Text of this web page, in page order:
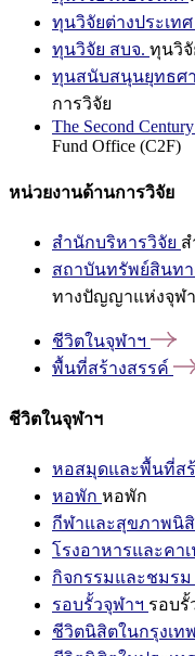
ทุนวิจัยต่างประเทศ
ทุนวิจัย สบจ. ทุนวิจั
ทุนสนับสนุนยุทธศ
การวิจัย
The Second
Fund Office (C2F)
หน่วยงานด้านการวิจัย
สำนักบริหารวิจัย
สถาบันทรัพย์สินท
ทางปัญญาแห่งจุฬ
ชีวิตในจุฬาฯ
พื้นที่สร้างสรรค์
ชีวิตในจุฬาฯ
หอสมุดและพื้นที่ส
หอพัก หอพัก
กีฬาและสุขภาพนิ
โรงอาหารและคาเ
กิจกรรมและชมรม
รอบรั้วจุฬาฯ รอบรั้
ชีวิตนิสิตในกรุงเท